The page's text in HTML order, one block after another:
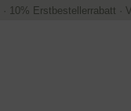
· 10% Erstbestellerrabatt ·